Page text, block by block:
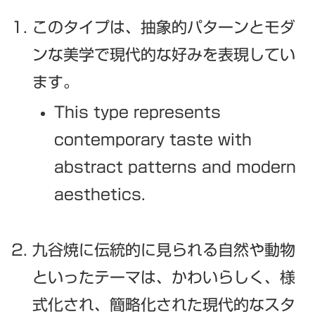
このタイプは、抽象的パターンとモダ
ンな美学で現代的な好みを表現してい
ます。
This type represents
contemporary taste with
abstract patterns and modern
aesthetics.
九谷焼に伝統的に見られる自然や動物
といったテーマは、かわいらしく、様
式化され、簡略化された現代的なスタ